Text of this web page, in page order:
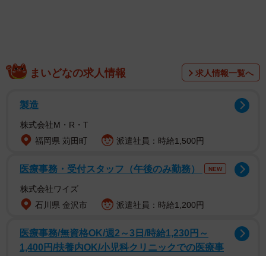
小松さんは2021年11月に俳優の菅田将暉さんとの結婚を
発表。24年3月に第一子出産を報告した。
まいどなの求人情報 求人情報一覧へ
製造
株式会社M・R・T
福岡県 苅田町
派遣社員：時給1,500円
医療事務・受付スタッフ（午後のみ勤務） NEW
株式会社ワイズ
石川県 金沢市
派遣社員：時給1,200円
医療事務/無資格OK/週2～3日/時給1,230円～
1,400円/扶養内OK/小児科クリニックでの医療事